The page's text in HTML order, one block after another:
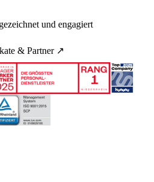
und engagiert
& Partner ↗